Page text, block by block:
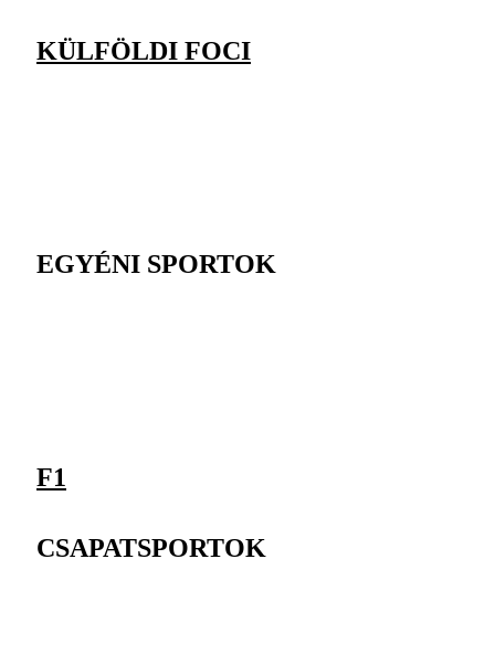
KÜLFÖLDI FOCI
EGYÉNI SPORTOK
F1
CSAPATSPORTOK